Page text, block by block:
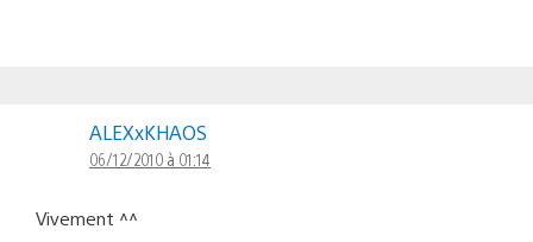
ALEXxKHAOS
06/12/2010 à 01:14
Vivement ^^